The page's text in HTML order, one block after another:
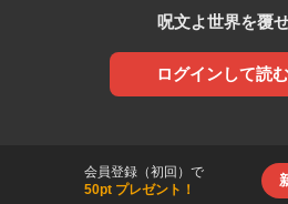
呪文よ世界を覆せ
ログインして読む
会員登録（初回）で
50pt プレゼント！